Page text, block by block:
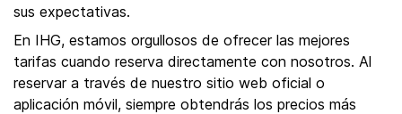
sus expectativas.
En IHG, estamos orgullosos de ofrecer las mejores
tarifas cuando reserva directamente con nosotros. Al
reservar a través de nuestro sitio web oficial o
aplicación móvil, siempre obtendrás los precios más